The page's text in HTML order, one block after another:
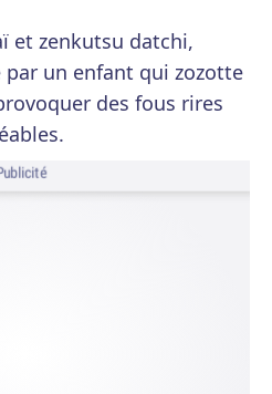
et zenkutsu datchi,
un enfant qui zozotte
des fous rires